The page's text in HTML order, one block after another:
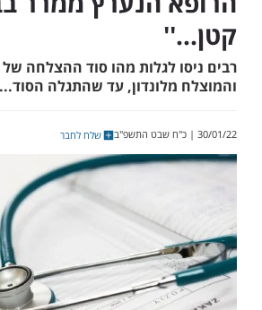
''לתדהמתו גילה
הנערץ ממרר
לגלות מהו סוד ההצלחה של
עד שהתגלה הסוד...
שלח לחבר